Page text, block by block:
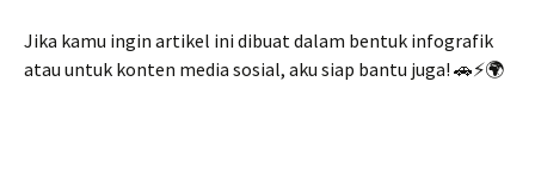
Jika kamu ingin artikel ini dibuat dalam bentuk infografik
atau untuk konten media sosial, aku siap bantu juga! 🚗⚡🌍